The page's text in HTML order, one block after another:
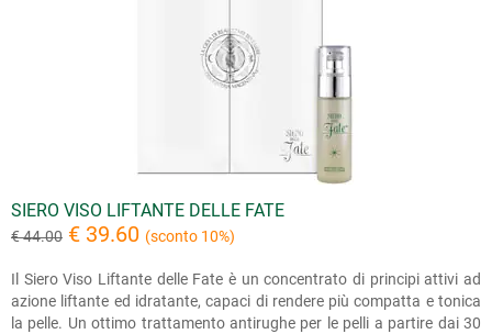
SIERO VISO LIFTANTE DELLE FATE
€ 44.00 € 39.60 (sconto 10%)
Il Siero Viso Liftante delle Fate è un concentrato di principi attivi ad
azione liftante ed idratante, capaci di rendere più compatta e tonica
la pelle. Un ottimo trattamento antirughe per le pelli a partire dai 30